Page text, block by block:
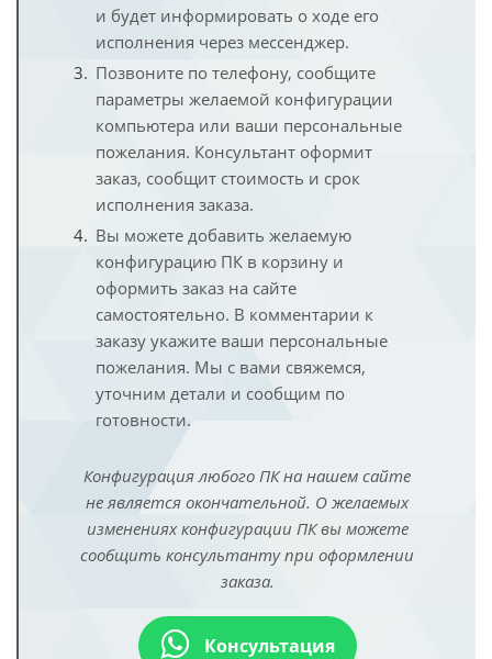
и будет информировать о ходе его
исполнения через мессенджер.
Позвоните по телефону, сообщите
параметры желаемой конфигурации
компьютера или ваши персональные
пожелания. Консультант оформит
заказ, сообщит стоимость и срок
исполнения заказа.
Вы можете добавить желаемую
конфигурацию ПК в корзину и
оформить заказ на сайте
самостоятельно. В комментарии к
заказу укажите ваши персональные
пожелания. Мы с вами свяжемся,
уточним детали и сообщим по
готовности.
Конфигурация любого ПК на нашем сайте
не является окончательной. О желаемых
изменениях конфигурации ПК вы можете
сообщить консультанту при оформлении
заказа.
Консультация